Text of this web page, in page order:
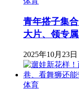
青年搭子集
大片、领专
2025年10月23日
体育